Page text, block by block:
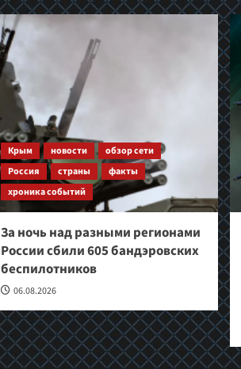
Крым новости
обзор сети
Россия
страны
факты
хроника событий
За ночь над разными регионами
России сбили 605 бандэровских
беспилотников
06.08.2026